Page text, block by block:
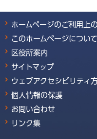
ホームページのご利用上
このホームページについて
区役所案内
サイトマップ
ウェブアクセシビリティ
個人情報の保護
お問い合わせ
リンク集